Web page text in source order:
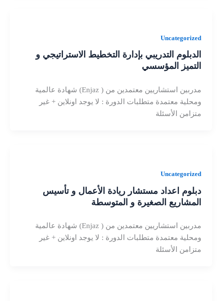
Uncategorized
الدبلوم التدريبي بإدارة التخطيط الاستراتيجي و
التميز المؤسسي
مدربين استشاريين معتمدين من ( Enjaz) شهادة عالمية
ومحلية معتمدة متطلبات الدورة : لا يوجد اونلاين + غير
متزامن الأسئلة
Uncategorized
دبلوم اعداد مستشار ريادة الأعمال و تأسيس
المشاريع الصغيرة و المتوسطة
مدربين استشاريين معتمدين من ( Enjaz) شهادة عالمية
ومحلية معتمدة متطلبات الدورة : لا يوجد اونلاين + غير
متزامن الأسئلة